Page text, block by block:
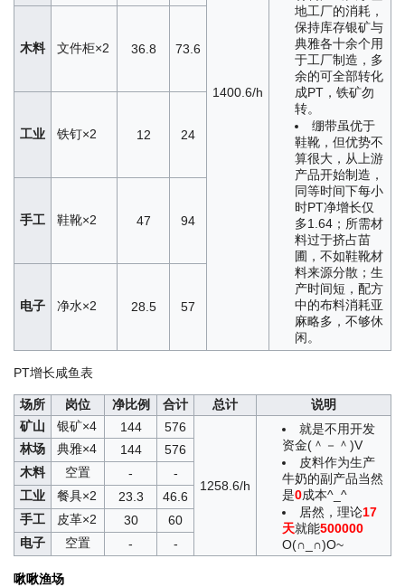
1400.6/h
地工厂的消耗，
保持库存银矿与
典雅各十余个用
于工厂制造，多
余的可全部转化
成PT，铁矿勿
转。
绷带虽优于
鞋靴，但优势不
算很大，从上游
产品开始制造，
同等时间下每小
时PT净增长仅
多1.64；所需材
料过于挤占苗
圃，不如鞋靴材
料来源分散；生
产时间短，配方
中的布料消耗亚
麻略多，不够休
闲。
木料 文件柜×2 36.8 73.6
工业 铁钉×2 12 24
手工 鞋靴×2 47 94
电子 净水×2 28.5 57
PT增长咸鱼表
场所 岗位 净比例 合计 总计
说明
矿山
银矿×4 144 576
1258.6/h
就是不用开发
资金(＾－＾)V
皮料作为生产
牛奶的副产品当然
是0成本^_^
居然，理论17
天就能500000
O(∩_∩)O~
林场 典雅×4 144
576
木料
空置 -
-
工业
餐具×2 23.3
46.6
手工
皮革×2 30
60
电子
空置 - -
啾啾渔场